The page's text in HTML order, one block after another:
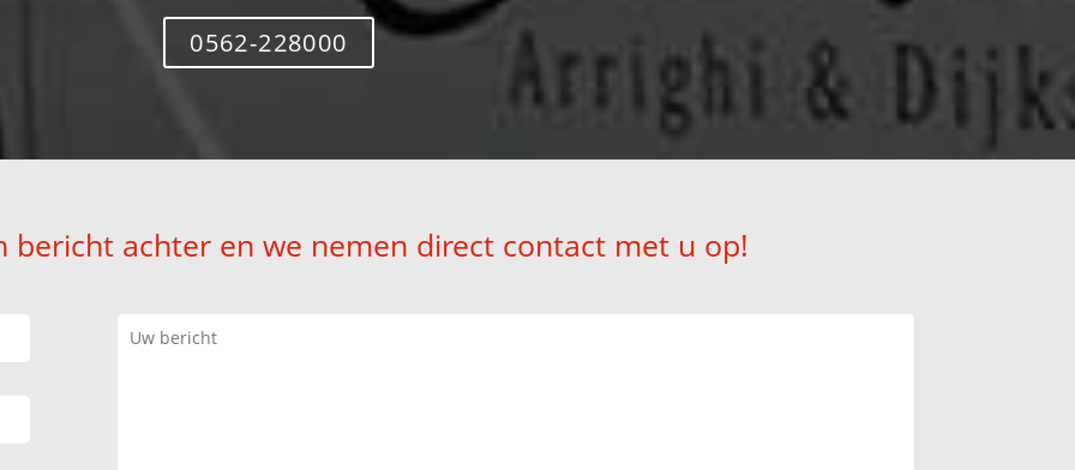
0562-228000
bericht achter en we nemen direct contact met u op!